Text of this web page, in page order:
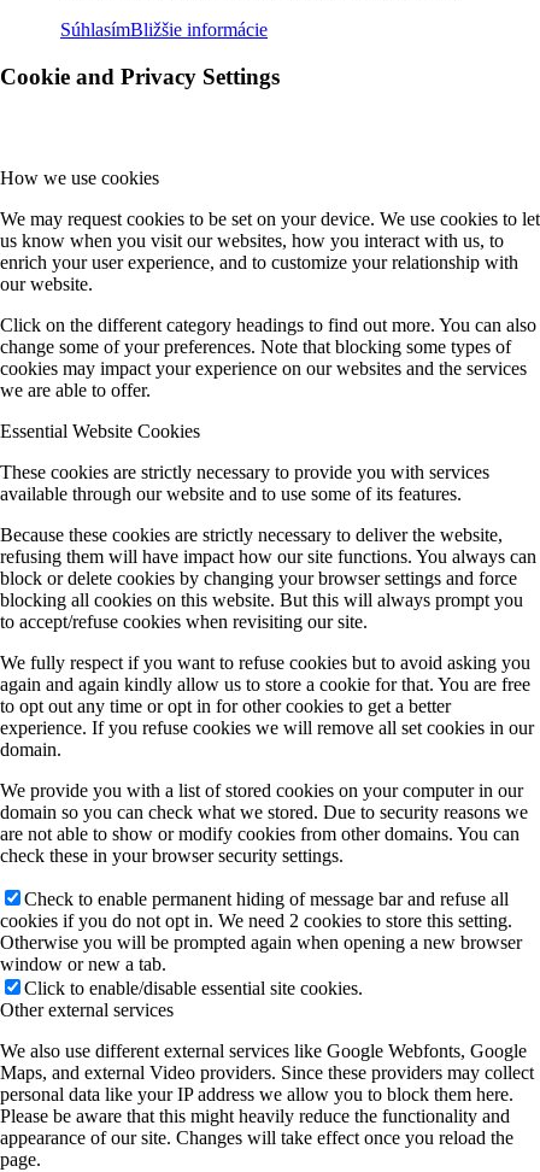
SúhlasímBližšie informácie
Cookie and Privacy Settings
How we use cookies
We may request cookies to be set on your device. We use cookies to let
us know when you visit our websites, how you interact with us, to
enrich your user experience, and to customize your relationship with
our website.
Click on the different category headings to find out more. You can also
change some of your preferences. Note that blocking some types of
cookies may impact your experience on our websites and the services
we are able to offer.
Essential Website Cookies
These cookies are strictly necessary to provide you with services
available through our website and to use some of its features.
Because these cookies are strictly necessary to deliver the website,
refusing them will have impact how our site functions. You always can
block or delete cookies by changing your browser settings and force
blocking all cookies on this website. But this will always prompt you
to accept/refuse cookies when revisiting our site.
We fully respect if you want to refuse cookies but to avoid asking you
again and again kindly allow us to store a cookie for that. You are free
to opt out any time or opt in for other cookies to get a better
experience. If you refuse cookies we will remove all set cookies in our
domain.
We provide you with a list of stored cookies on your computer in our
domain so you can check what we stored. Due to security reasons we
are not able to show or modify cookies from other domains. You can
check these in your browser security settings.
Check to enable permanent hiding of message bar and refuse all
cookies if you do not opt in. We need 2 cookies to store this setting.
Otherwise you will be prompted again when opening a new browser
window or new a tab.
Click to enable/disable essential site cookies.
Other external services
We also use different external services like Google Webfonts, Google
Maps, and external Video providers. Since these providers may collect
personal data like your IP address we allow you to block them here.
Please be aware that this might heavily reduce the functionality and
appearance of our site. Changes will take effect once you reload the
page.